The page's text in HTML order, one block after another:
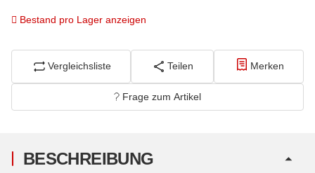
Bestand pro Lager anzeigen
Vergleichsliste Teilen Merken
Frage zum Artikel
BESCHREIBUNG